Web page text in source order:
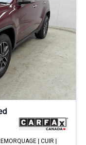
| CUIR |